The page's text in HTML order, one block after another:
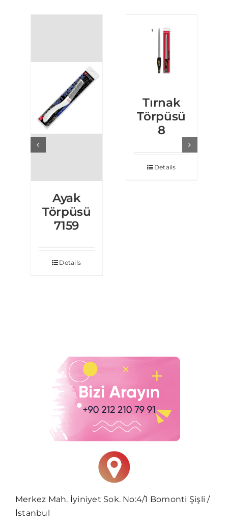
Ayak
Törpüsü
7159
Details
Tırnak
Törpüsü
8
Details
Merkez Mah. İyiniyet Sok. No:4/1 Bomonti Şişli /
İstanbul